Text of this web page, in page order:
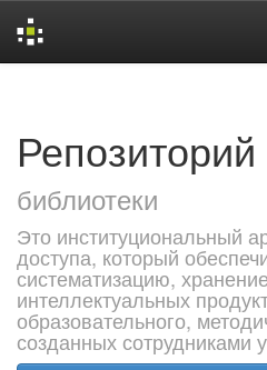
Репозиторий
библиотеки
Это институциональный
доступа, который
систематизацию,
интеллектуальных
образовательного,
созданных сотрудниками